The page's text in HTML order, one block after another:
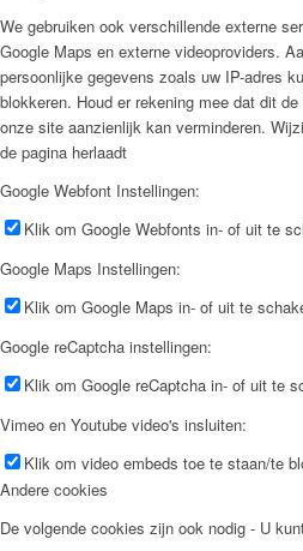
We gebruiken ook verschillende externe
Google Maps en externe videoproviders.
persoonlijke gegevens zoals uw IP-adres
blokkeren. Houd er rekening mee dat dit
onze site aanzienlijk kan verminderen.
de pagina herlaadt
Google Webfont Instellingen:
Klik om Google Webfonts in- of uit te
Google Maps Instellingen:
Klik om Google Maps in- of uit te
Google reCaptcha instellingen:
Klik om Google reCaptcha in- of uit te
Vimeo en Youtube video's insluiten:
Klik om video embeds toe te staan/te
Andere cookies
De volgende cookies zijn ook nodig - U